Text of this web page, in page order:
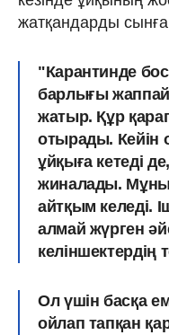
жатқандарды
"Карантинде
барлығы
жатыр. Құр
отырады. Кейін
ұйқыға кетеді
жиналады. Мұның
айтқым келеді.
алмай жүрген
келіншектердің
Ол үшін басқа
ойлап тапқан